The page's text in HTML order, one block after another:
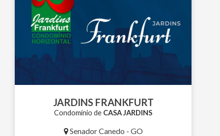
JARDINS FRANKFURT
Condomínio de CASA JARDINS
Senador Canedo - GO